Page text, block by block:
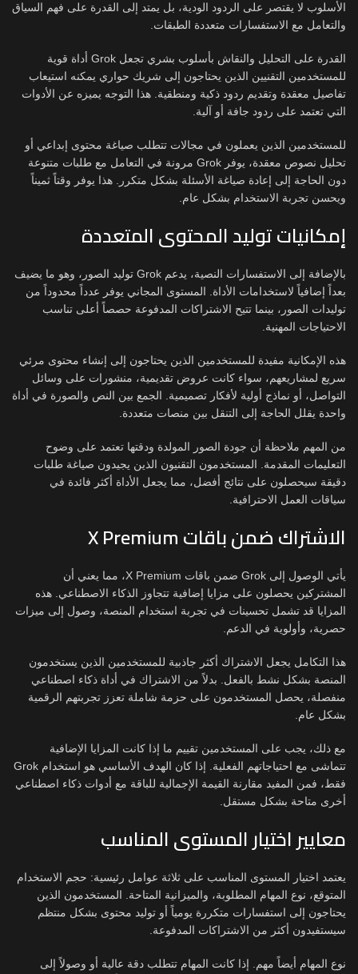
الأسلوب لا يقتصر على الردود الودية، بل يمتد إلى القدرة على فهم السياق
والتعامل مع الاستفسارات متعددة الطبقات.
القدرة على التحليل والنقاش بأسلوب بشري تجعل Grok أداة قوية
للمستخدمين التقنيين الذين يحتاجون إلى شريك حواري يمكنه استيعاب
تفاصيل معقدة وتقديم ردود ذكية ومنطقية. هذا التوجه يميزه عن الأدوات
التي تعتمد على ردود جافة أو آلية.
للمستخدمين الذين يعملون في مجالات تتطلب صياغة محتوى إبداعي أو
تحليل نصوص معقدة، يوفر Grok مرونة في التعامل مع طلبات متنوعة
دون الحاجة إلى إعادة صياغة الأسئلة بشكل متكرر. هذا يوفر وقتاً ثميناً
ويحسن تجربة الاستخدام بشكل عام.
إمكانيات توليد المحتوى المتعددة
بالإضافة إلى الاستفسارات النصية، يدعم Grok توليد الصور، وهو ما يضيف
بعداً إضافياً لاستخدامات الأداة. المستوى المجاني يوفر عدداً محدوداً من
توليدات الصور، بينما تتيح الاشتراكات المدفوعة حصصاً أعلى تناسب
الاحتياجات المهنية.
هذه الإمكانية مفيدة للمستخدمين الذين يحتاجون إلى إنشاء محتوى مرئي
سريع لمشاريعهم، سواء كانت عروض تقديمية، منشورات على وسائل
التواصل، أو نماذج أولية لأفكار تصميمية. الجمع بين النص والصورة في أداة
واحدة يقلل الحاجة إلى التنقل بين منصات متعددة.
من المهم ملاحظة أن جودة الصور المولدة ودقتها تعتمد على وضوح
التعليمات المقدمة. المستخدمون التقنيون الذين يجيدون صياغة طلبات
دقيقة سيحصلون على نتائج أفضل، مما يجعل الأداة أكثر فائدة في
سياقات العمل الاحترافية.
الاشتراك ضمن باقات X Premium
يأتي الوصول إلى Grok ضمن باقات X Premium، مما يعني أن
المشتركين يحصلون على مزايا إضافية تتجاوز الذكاء الاصطناعي. هذه
المزايا قد تشمل تحسينات في تجربة استخدام المنصة، وصول إلى ميزات
حصرية، وأولوية في الدعم.
هذا التكامل يجعل الاشتراك أكثر جاذبية للمستخدمين الذين يستخدمون
المنصة بشكل نشط بالفعل. بدلاً من الاشتراك في أداة ذكاء اصطناعي
منفصلة، يحصل المستخدمون على حزمة شاملة تعزز تجربتهم الرقمية
بشكل عام.
مع ذلك، يجب على المستخدمين تقييم ما إذا كانت المزايا الإضافية
تتماشى مع احتياجاتهم الفعلية. إذا كان الهدف الأساسي هو استخدام Grok
فقط، فمن المفيد مقارنة القيمة الإجمالية للباقة مع أدوات ذكاء اصطناعي
أخرى متاحة بشكل مستقل.
معايير اختيار المستوى المناسب
يعتمد اختيار المستوى المناسب على ثلاثة عوامل رئيسية: حجم الاستخدام
المتوقع، نوع المهام المطلوبة، والميزانية المتاحة. المستخدمون الذين
يحتاجون إلى استفسارات متكررة يومياً أو توليد محتوى بشكل منتظم
سيستفيدون أكثر من الاشتراكات المدفوعة.
نوع المهام أيضاً مهم. إذا كانت المهام تتطلب دقة عالية أو وصولاً إلى